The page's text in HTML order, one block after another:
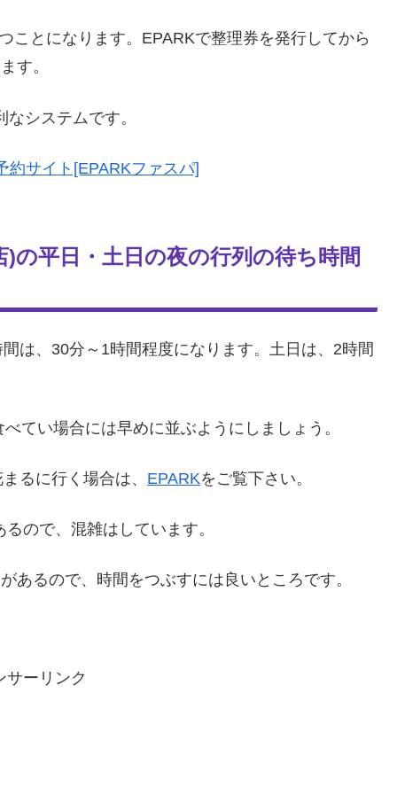
ことになります。EPARKで整理券を発行してから
す。
システムです。
約サイト[EPARKファスパ]
の平日・土日の夜の行列の待ち時間
は、30分～1時間程度になります。土日は、2時間
てい場合には早めに並ぶようにしましょう。
るに行く場合は、 EPARKをご覧下さい。
ので、混雑はしています。
あるので、時間をつぶすには良いところです。
サーリンク